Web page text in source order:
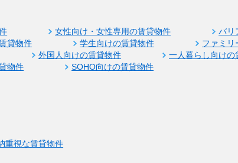
女性向け・女性専用の賃貸物件
バリ
貸物件
学生向けの賃貸物件 ファミリ
外国人向けの賃貸物件
一人暮らし向けの
物件
SOHO向けの賃貸物件
重視な賃貸物件